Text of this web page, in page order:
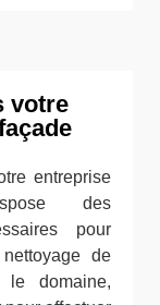
votre
entreprise
des
pour
de
le domaine,